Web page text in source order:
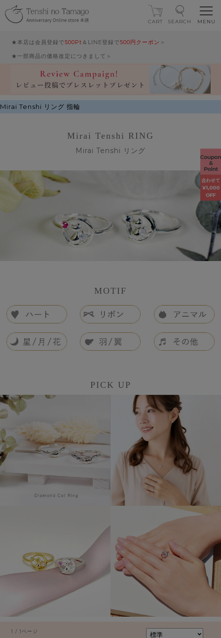
★本店は会員登録で500Pt ＆LINE登録で500円クーポン ＞
★一部商品の価格改定につきまして＞
CART SEARCH
Mirai Tenshi リング 指輪
Mirai Tenshi RING
Mirai Tenshi リング
MOTIF
PICK UP
1 / 1ページ